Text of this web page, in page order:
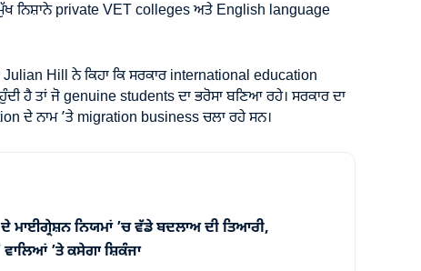
ਨਿਸ਼ਾਨੇ private VET colleges ਅਤੇ English language
Hill ਨੇ ਕਿਹਾ ਕਿ ਸਰਕਾਰ international education
ਹੈ ਤਾਂ ਜੋ genuine students ਦਾ ਭਰੋਸਾ ਬਣਿਆ ਰਹੇ। ਸਰਕਾਰ ਦਾ
ਦੇ ਨਾਮ ’ਤੇ migration business ਚਲਾ ਰਹੇ ਸਨ।
ਮਾਈਗ੍ਰੇਸ਼ਨ ਨਿਯਮਾਂ ’ਚ ਵੱਡੇ ਬਦਲਾਅ ਦੀ ਤਿਆਰੀ,
’ਤੇ ਕਸੇਗਾ ਸ਼ਿਕੰਜਾ